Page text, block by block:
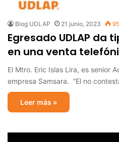
Blog UDLAP 21 junio, 2023
Egresado UDLAP da
en una venta
El Mtro. Eric Islas Lira, es senior
empresa Samsara. “El no
Leer más »